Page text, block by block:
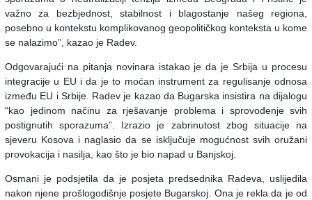
važno za bezbjednost, stabilnost i blagostanje našeg regiona,
posebno u kontekstu komplikovanog geopolitičkog konteksta u kome
se nalazimo”, kazao je Radev.
Odgovarajući na pitanja novinara istakao je da je Srbija u procesu
integracije u EU i da je to moćan instrument za regulisanje odnosa
između EU i Srbije. Radev je kazao da Bugarska insistira na dijalogu
“kao jedinom načinu za rješavanje problema i sprovođenje svih
postignutih sporazuma”. Izrazio je zabrinutost zbog situacije na
sjeveru Kosova i naglasio da se isključuje mogućnost svih oružani
provokacija i nasilja, kao što je bio napad u Banjskoj.
Osmani je podsjetila da je posjeta predsednika Radeva, uslijedila
nakon njene prošlogodišnje posjete Bugarskoj. Ona je rekla da je od